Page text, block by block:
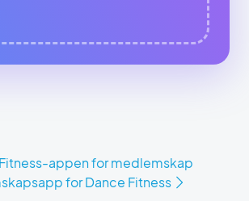
appen for medlemskap
for Dance Fitness